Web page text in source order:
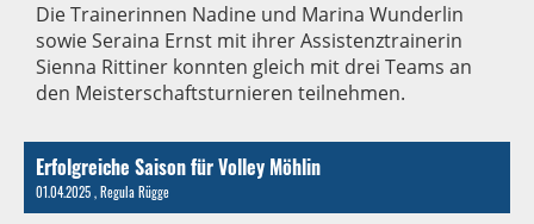
Die Trainerinnen Nadine und Marina Wunderlin
sowie Seraina Ernst mit ihrer Assistenztrainerin
Sienna Rittiner konnten gleich mit drei Teams an
den Meisterschaftsturnieren teilnehmen.
Erfolgreiche Saison für Volley Möhlin
01.04.2025, Regula Rügge